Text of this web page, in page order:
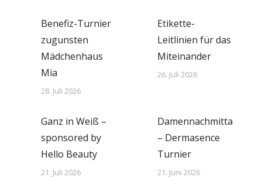
Benefiz-Turnier
zugunsten
Mädchenhaus
Mia
28. Juli 2026
Etikette-
Leitlinien für das
Miteinander
26. Juli 2026
Ganz in Weiß –
sponsored by
Hello Beauty
21. Juli 2026
Damennachmittag
– Dermasence
Turnier
21. Juni 2026